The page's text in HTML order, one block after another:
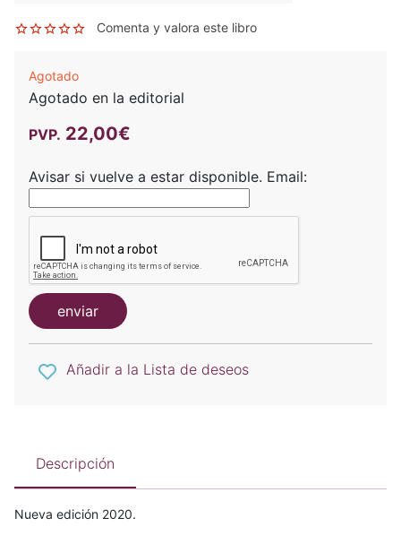
Comenta y valora este libro
Agotado
Agotado en la editorial
PVP. 22,00€
Avisar si vuelve a estar disponible. Email:
enviar
Añadir a la Lista de deseos
Descripción
Nueva edición 2020.